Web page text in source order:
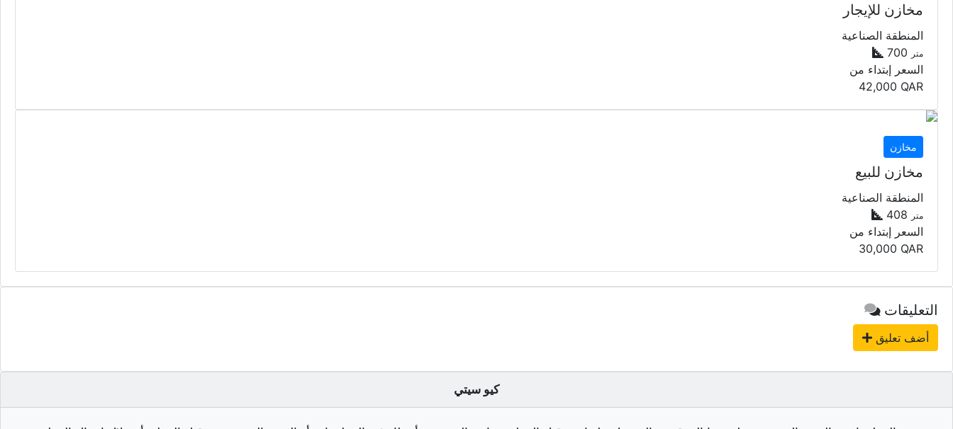
مخازن للإيجار
المنطقة الصناعية
700
متر
السعر إبتداء من
42,000 QAR
مخازن
مخازن للبيع
المنطقة الصناعية
408
متر
السعر إبتداء من
30,000 QAR
التعليقات
أضف تعليق
كيو سيتي